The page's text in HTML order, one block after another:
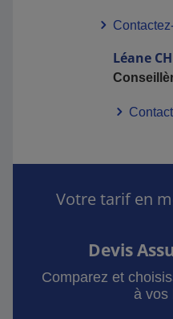
Léane
Votre tarif en
Devis
Comparez et
à vos